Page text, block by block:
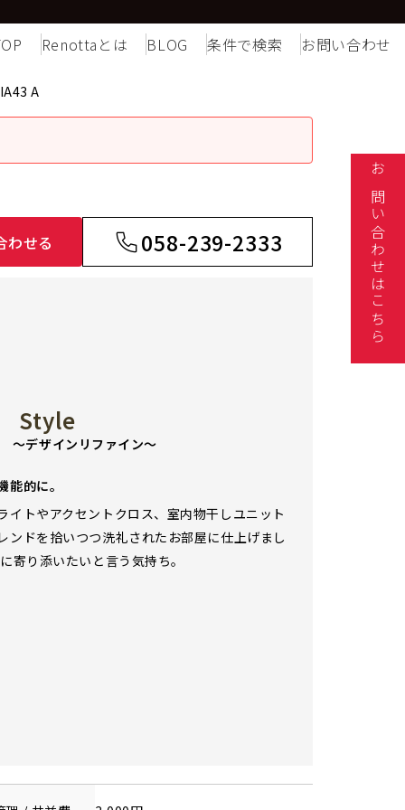
Renottaとは BLOG 条件で検索 お問い合わせ
A
わせる 058-239-2333
Style
デザインリファイン～
能的に。
イトやアクセントクロス、室内物干しユニット
ンドを拾いつつ洗礼されたお部屋に仕上げまし
寄り添いたいと言う気持ち。
お問い合わせはこちら